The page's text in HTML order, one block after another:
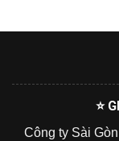
⭐
Công ty Sài